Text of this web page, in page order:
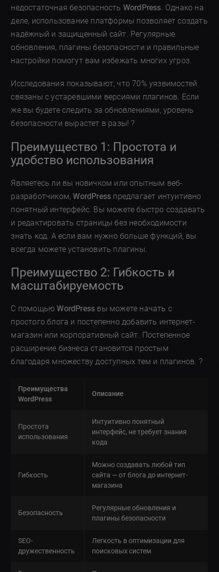
недостаточная безопасность WordPress. Однако на
деле, использование платформы позволяет создать
надёжный и защищенный сайт. Регулярные
обновления, плагины безопасности и правильные
настройки помогут вам избежать многих угроз.
Исследования показывают, что 70% уязвимостей
связаны с устаревшими версиями плагинов. Если
же вы будете следить за обновлениями, уровень
безопасности вырастет в разы! ?
Преимущество 1: Простота и
удобство использования
Являетесь ли вы новичком или опытным веб-
разработчиком,WordPress предлагает интуитивно
понятный интерфейс. Вы можете быстро создавать
и редактировать страницы без необходимости
знать код. А если вам нужно больше функций, вы
всегда можете установить плагины.
Преимущество 2: Гибкость и
масштабируемость
С помощьюWordPress вы можете начать с
простого блога и постепенно добавить интернет-
магазин или корпоративный сайт. Постепенное
расширение бизнеса становится простым
благодаря множеству доступных тем и плагинов. ?️
Преимущества
WordPress
Описание
Простота
использования
Интуитивно понятный
интерфейс, не требует знания
кода
Гибкость
Можно создавать любой тип
сайта — от блога до интернет-
магазина
Безопасность
Регулярные обновления и
плагины безопасности
SEO-
дружественность
Легкость в оптимизации для
поисковых систем